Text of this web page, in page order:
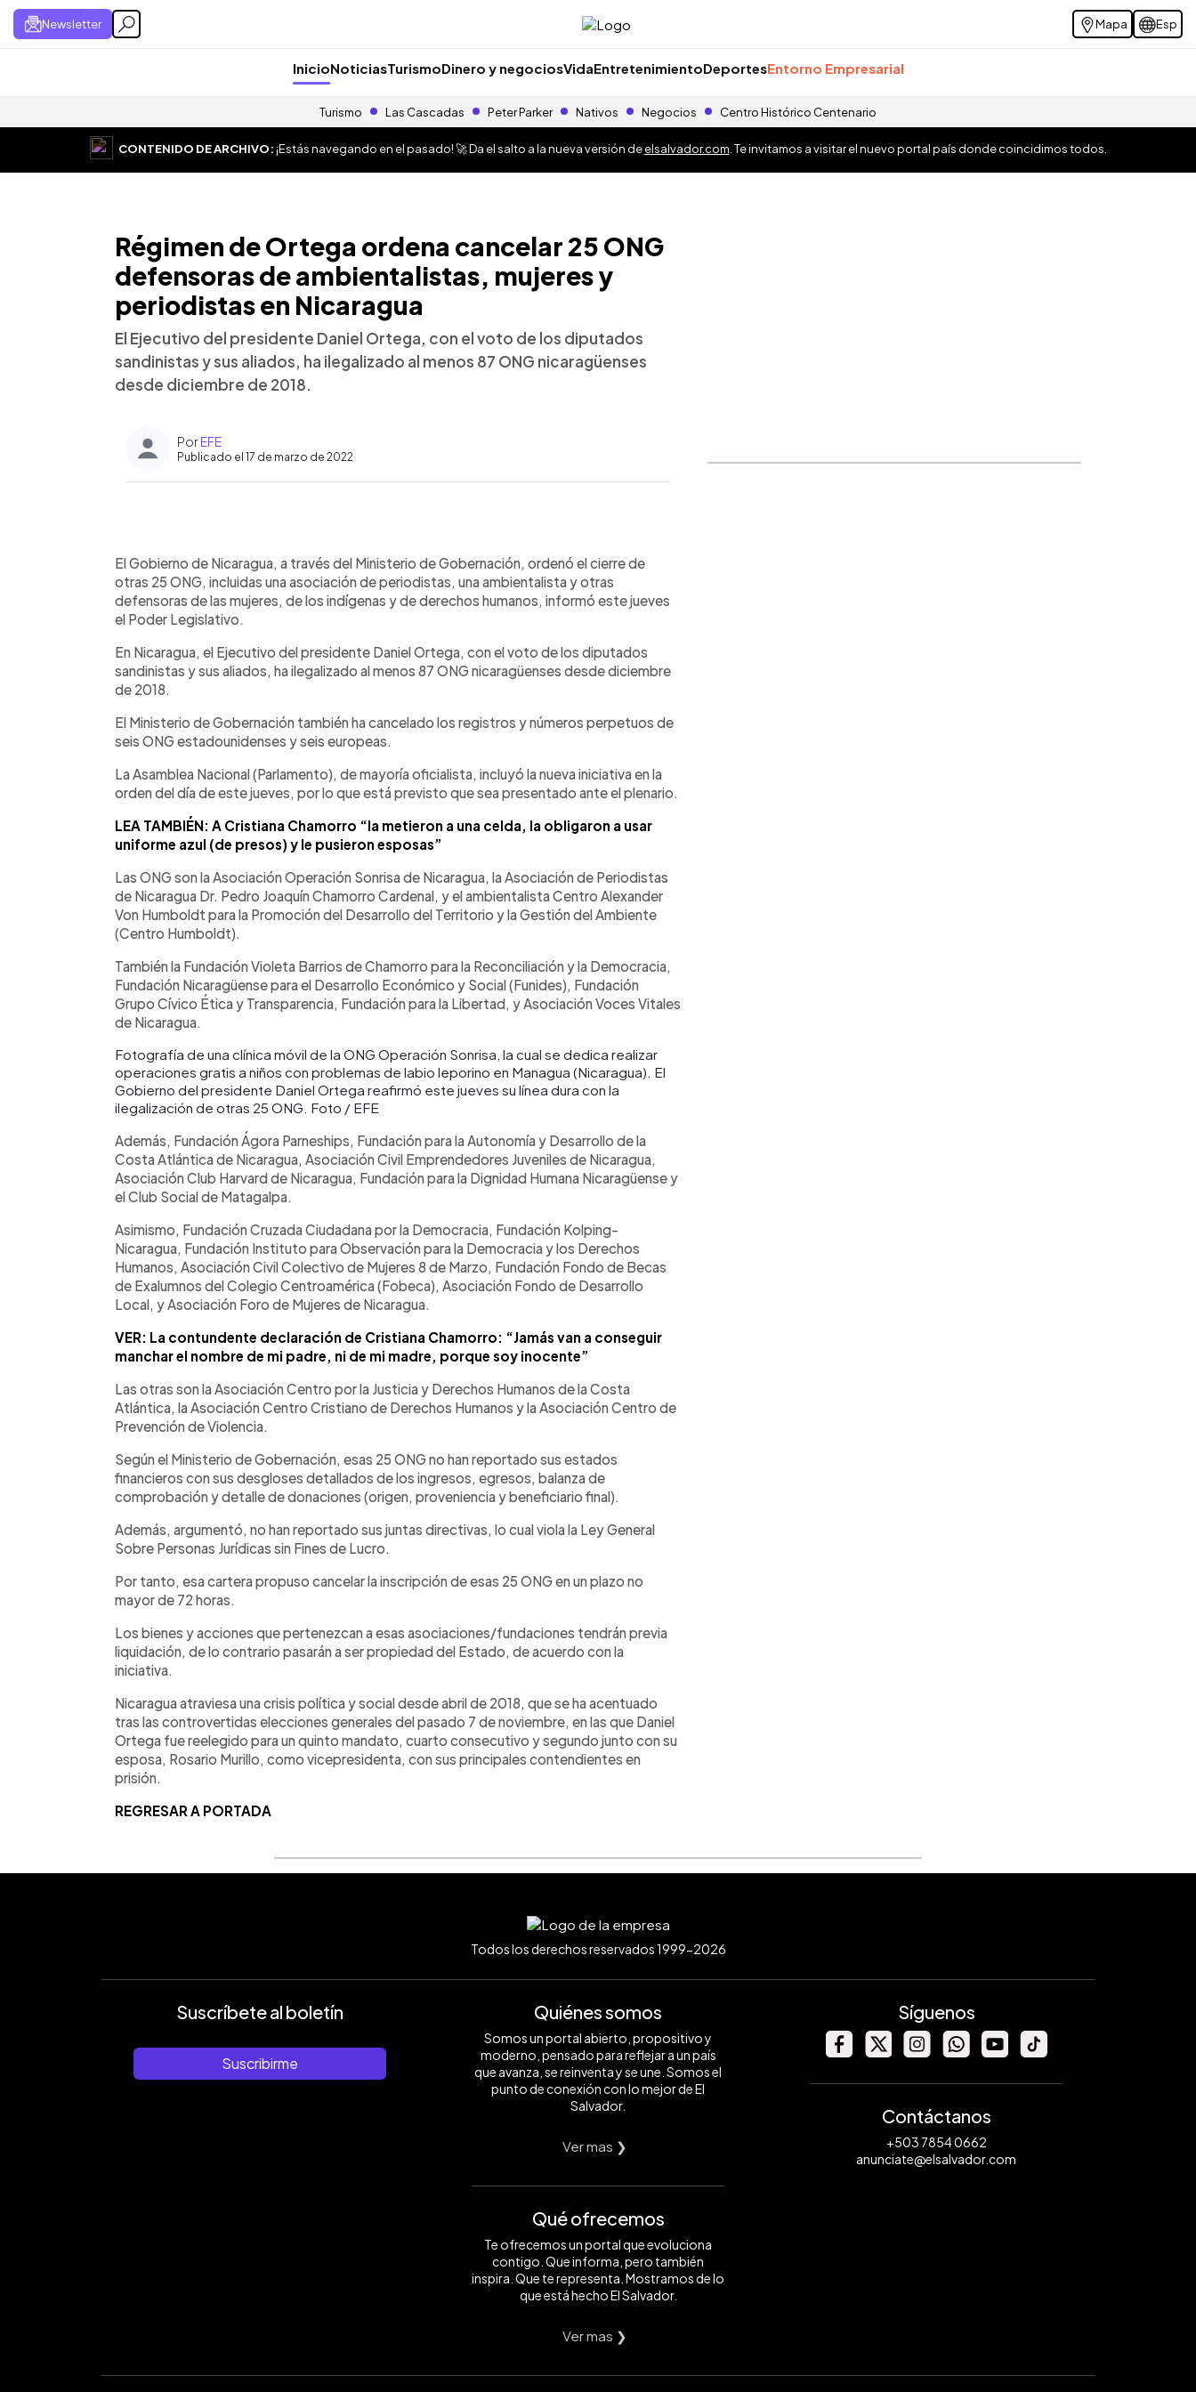
Newsletter Mapa Esp
InicioNoticiasTurismoDinero y negociosVidaEntretenimientoDeportesEntorno Empresarial
Turismo Las Cascadas Peter Parker Nativos Negocios Centro Histórico Centenario
CONTENIDO DE ARCHIVO:¡Estás navegando en el pasado! 🚀 Da el salto a la nueva versión deelsalvador.com . Te invitamos a visitar el nuevo portal país donde coincidimos todos.
Régimen de Ortega ordena cancelar 25 ONG
defensoras de ambientalistas, mujeres y
periodistas en Nicaragua
El Ejecutivo del presidente Daniel Ortega, con el voto de los diputados
sandinistas y sus aliados, ha ilegalizado al menos 87 ONG nicaragüenses
desde diciembre de 2018.
PorEFE
Publicado el 17 de marzo de 2022
Escuchar artículo
El Gobierno de Nicaragua, a través del Ministerio de Gobernación, ordenó el cierre de
otras 25 ONG, incluidas una asociación de periodistas, una ambientalista y otras
defensoras de las mujeres, de los indígenas y de derechos humanos, informó este jueves
el Poder Legislativo.
En Nicaragua, el Ejecutivo del presidente Daniel Ortega, con el voto de los diputados
sandinistas y sus aliados, ha ilegalizado al menos 87 ONG nicaragüenses desde diciembre
de 2018.
El Ministerio de Gobernación también ha cancelado los registros y números perpetuos de
seis ONG estadounidenses y seis europeas.
La Asamblea Nacional (Parlamento), de mayoría oficialista, incluyó la nueva iniciativa en la
orden del día de este jueves, por lo que está previsto que sea presentado ante el plenario.
LEA TAMBIÉN: A Cristiana Chamorro “la metieron a una celda, la obligaron a usar
uniforme azul (de presos) y le pusieron esposas”
Las ONG son la Asociación Operación Sonrisa de Nicaragua, la Asociación de Periodistas
de Nicaragua Dr. Pedro Joaquín Chamorro Cardenal, y el ambientalista Centro Alexander
Von Humboldt para la Promoción del Desarrollo del Territorio y la Gestión del Ambiente
(Centro Humboldt).
También la Fundación Violeta Barrios de Chamorro para la Reconciliación y la Democracia,
Fundación Nicaragüense para el Desarrollo Económico y Social (Funides), Fundación
Grupo Cívico Ética y Transparencia, Fundación para la Libertad, y Asociación Voces Vitales
de Nicaragua.
Fotografía de una clínica móvil de la ONG Operación Sonrisa, la cual se dedica realizar
operaciones gratis a niños con problemas de labio leporino en Managua (Nicaragua). El
Gobierno del presidente Daniel Ortega reafirmó este jueves su línea dura con la
ilegalización de otras 25 ONG. Foto / EFE
Además, Fundación Ágora Parneships, Fundación para la Autonomía y Desarrollo de la
Costa Atlántica de Nicaragua, Asociación Civil Emprendedores Juveniles de Nicaragua,
Asociación Club Harvard de Nicaragua, Fundación para la Dignidad Humana Nicaragüense y
el Club Social de Matagalpa.
Asimismo, Fundación Cruzada Ciudadana por la Democracia, Fundación Kolping-
Nicaragua, Fundación Instituto para Observación para la Democracia y los Derechos
Humanos, Asociación Civil Colectivo de Mujeres 8 de Marzo, Fundación Fondo de Becas
de Exalumnos del Colegio Centroamérica (Fobeca), Asociación Fondo de Desarrollo
Local, y Asociación Foro de Mujeres de Nicaragua.
VER: La contundente declaración de Cristiana Chamorro: “Jamás van a conseguir
manchar el nombre de mi padre, ni de mi madre, porque soy inocente”
Las otras son la Asociación Centro por la Justicia y Derechos Humanos de la Costa
Atlántica, la Asociación Centro Cristiano de Derechos Humanos y la Asociación Centro de
Prevención de Violencia.
Según el Ministerio de Gobernación, esas 25 ONG no han reportado sus estados
financieros con sus desgloses detallados de los ingresos, egresos, balanza de
comprobación y detalle de donaciones (origen, proveniencia y beneficiario final).
Además, argumentó, no han reportado sus juntas directivas, lo cual viola la Ley General
Sobre Personas Jurídicas sin Fines de Lucro.
Por tanto, esa cartera propuso cancelar la inscripción de esas 25 ONG en un plazo no
mayor de 72 horas.
Los bienes y acciones que pertenezcan a esas asociaciones/fundaciones tendrán previa
liquidación, de lo contrario pasarán a ser propiedad del Estado, de acuerdo con la
iniciativa.
Nicaragua atraviesa una crisis política y social desde abril de 2018, que se ha acentuado
tras las controvertidas elecciones generales del pasado 7 de noviembre, en las que Daniel
Ortega fue reelegido para un quinto mandato, cuarto consecutivo y segundo junto con su
esposa, Rosario Murillo, como vicepresidenta, con sus principales contendientes en
prisión.
REGRESAR A PORTADA
Todos los derechos reservados 1999-2026
Suscríbete al boletín
Suscribirme
Quiénes somos
Somos un portal abierto, propositivo y
moderno, pensado para reflejar a un país
que avanza, se reinventa y se une. Somos el
punto de conexión con lo mejor de El
Salvador.
Ver mas ❯
Qué ofrecemos
Te ofrecemos un portal que evoluciona
contigo. Que informa, pero también
inspira. Que te representa. Mostramos de lo
que está hecho El Salvador.
Ver mas ❯
Síguenos
Contáctanos
+503 7854 0662
anunciate@elsalvador.com